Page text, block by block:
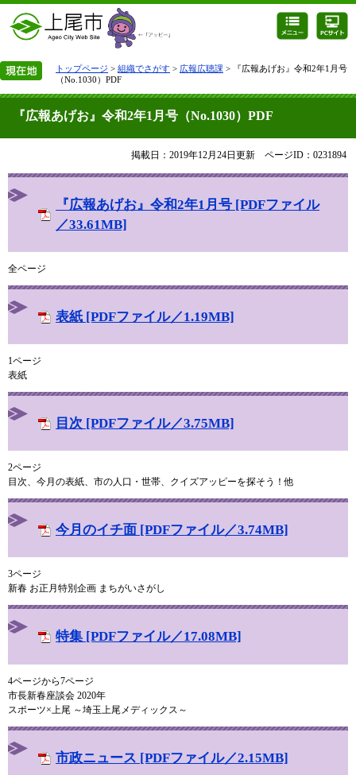
トップページ > 組織でさがす > 広報広聴課 > 『広報あげお』令和2年1月号
（No.1030）PDF
『広報あげお』令和2年1月号（No.1030）PDF
掲載日：2019年12月24日更新 ページID：0231894
『広報あげお』令和2年1月号 [PDFファイル
／33.61MB]
全ページ
表紙 [PDFファイル／1.19MB]
1ページ
表紙
目次 [PDFファイル／3.75MB]
2ページ
目次、今月の表紙、市の人口・世帯、クイズアッピーを探そう！他
今月のイチ面 [PDFファイル／3.74MB]
3ページ
新春 お正月特別企画 まちがいさがし
特集 [PDFファイル／17.08MB]
4ページから7ページ
市長新春座談会 2020年
スポーツ×上尾 ～埼玉上尾メディックス～
市政ニュース [PDFファイル／2.15MB]